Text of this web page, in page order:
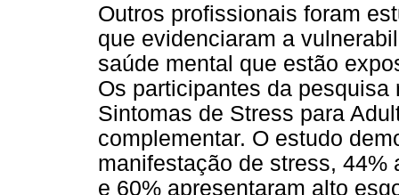
Outros profissionais foram
que evidenciaram a
saúde mental que estão
Os participantes da
Sintomas de Stress para
complementar. O estudo
manifestação de stress,
e 60% apresentaram alto